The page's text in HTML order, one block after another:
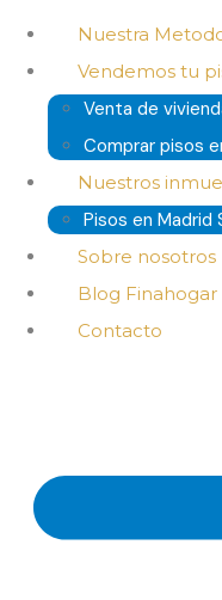
Nuestra
Vendemos tu
Venta de
Comprar pisos
Nuestros
Pisos en Madrid
Sobre nosotros
Blog Finahogar
Contacto